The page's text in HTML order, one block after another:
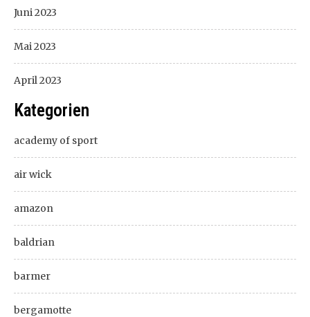
Juni 2023
Mai 2023
April 2023
Kategorien
academy of sport
air wick
amazon
baldrian
barmer
bergamotte